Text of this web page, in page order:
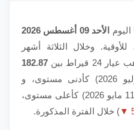
اليوم
الأحد 09 أغسطس 2026
للأوقية. وخلال الثلاثة أشهر
قيراط بين
182.87
(بتاريخ 11 مايو 2026) كأعلى مستوى،
▼) خلال الفترة المذكورة.